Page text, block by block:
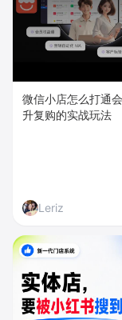
微信小店怎么打通
升复购的实战玩法
Leriz